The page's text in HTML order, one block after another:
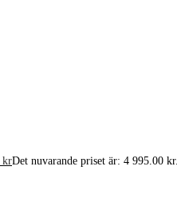
krDet nuvarande priset är: 4 995.00 kr.